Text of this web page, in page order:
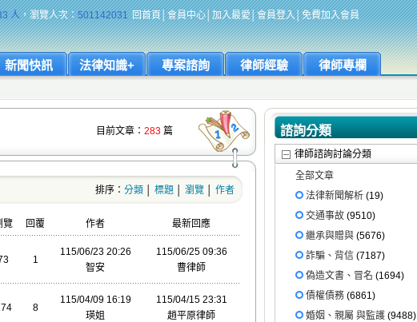
人，瀏覽人次：501142031 回首頁│會員中心│加入最愛│會員登入│免費加入會員
新聞快訊 法律知識+ 專案諮詢 律師經驗 律師專欄
目前文章： 283 篇
排序： 分類 標題 瀏覽 作者
覽 回覆 作者 最新回應
1
115/06/23 20:26
智安
115/06/25 09:36
曹律師
8
115/04/09 16:19
瑛姐
115/04/15 23:31
趙平原律師
諮詢分類
律師諮詢討論分類
全部文章
法律新聞解析 (19)
交通事故 (9510)
繼承與贈與 (5676)
詐騙、背信 (7187)
偽造文書、冒名 (1694)
債權債務 (6861)
婚姻、親屬 與監護 (9488)